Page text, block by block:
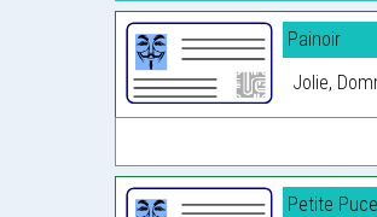
Painoir
Jolie,
Petite